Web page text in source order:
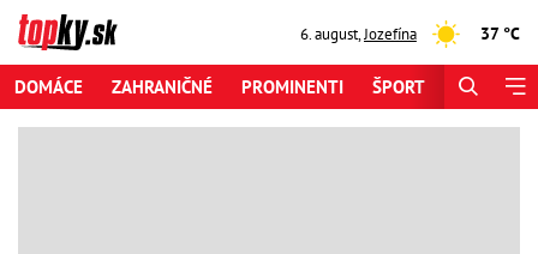
6. august,Jozefína 37 °C
DOMÁCE ZAHRANIČNÉ PROMINENTI ŠPORT